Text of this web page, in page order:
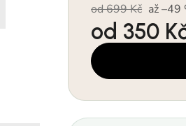
od 699 Kč až –49
od 350
Měrná cena: